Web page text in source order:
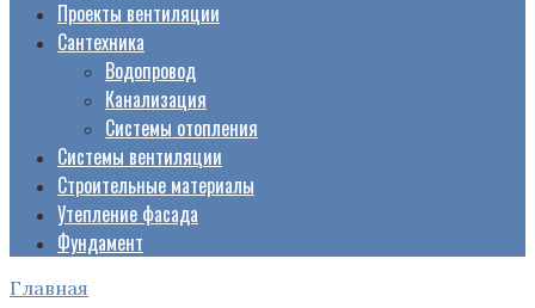
Проекты вентиляции
Сантехника
Водопровод
Канализация
Системы отопления
Системы вентиляции
Строительные материалы
Утепление фасада
Фундамент
Главная